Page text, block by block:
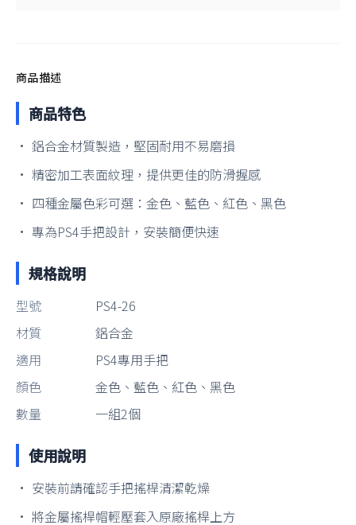
商品描述
商品特色
• 鋁合金材質製造，堅固耐用不易磨損
• 精密加工表面紋理，提供更佳的防滑握感
• 四種金屬色彩可選：金色、藍色、紅色、黑色
• 專為PS4手把設計，安裝簡便快速
規格說明
型號
PS4-26
材質
鋁合金
適用
PS4專用手把
顏色
金色、藍色、紅色、黑色
數量
一組2個
使用說明
• 安裝前請確認手把搖桿清潔乾燥
• 將金屬搖桿帽輕壓套入原廠搖桿上方